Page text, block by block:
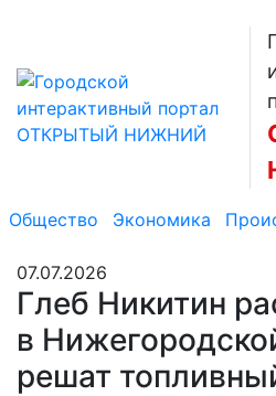
Общество Экономика
07.07.2026
Глеб Никитин
в
решат